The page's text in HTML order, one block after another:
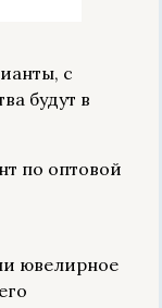
с
будут в
по оптовой
ювелирное